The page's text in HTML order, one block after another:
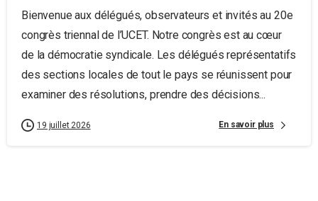
Bienvenue aux délégués, observateurs et invités au 20e
congrès triennal de l’UCET. Notre congrès est au cœur
de la démocratie syndicale. Les délégués représentatifs
des sections locales de tout le pays se réunissent pour
examiner des résolutions, prendre des décisions...
19 juillet 2026 En savoir plus